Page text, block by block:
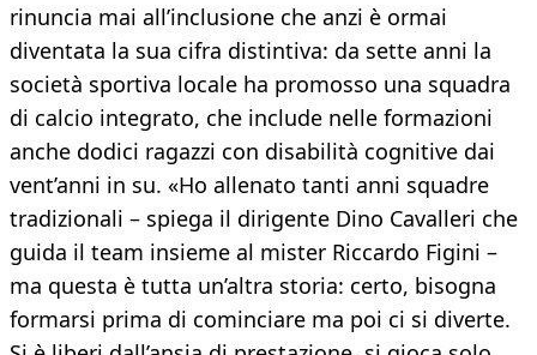
rinuncia mai all’inclusione che anzi è ormai
diventata la sua cifra distintiva: da sette anni la
società sportiva locale ha promosso una squadra
di calcio integrato, che include nelle formazioni
anche dodici ragazzi con disabilità cognitive dai
vent’anni in su. «Ho allenato tanti anni squadre
tradizionali – spiega il dirigente Dino Cavalleri che
guida il team insieme al mister Riccardo Figini –
ma questa è tutta un’altra storia: certo, bisogna
formarsi prima di cominciare ma poi ci si diverte.